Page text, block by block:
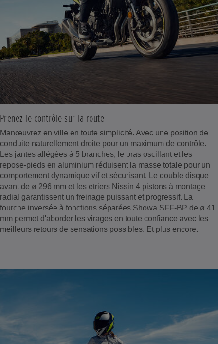
Prenez le contrôle sur la route
Manœuvrez en ville en toute simplicité. Avec une position de
conduite naturellement droite pour un maximum de contrôle.
Les jantes allégées à 5 branches, le bras oscillant et les
repose-pieds en aluminium réduisent la masse totale pour un
comportement dynamique vif et sécurisant. Le double disque
avant de ø 296 mm et les étriers Nissin 4 pistons à montage
radial garantissent un freinage puissant et progressif. La
fourche inversée à fonctions séparées Showa SFF-BP de ø 41
mm permet d'aborder les virages en toute confiance avec les
meilleurs retours de sensations possibles. Et plus encore.